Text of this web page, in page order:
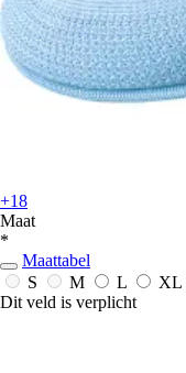
+18
Maat
*
Maattabel
S
M L XL
Dit veld is verplicht